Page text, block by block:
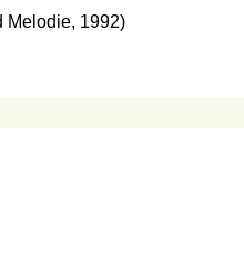
Melodie, 1992)